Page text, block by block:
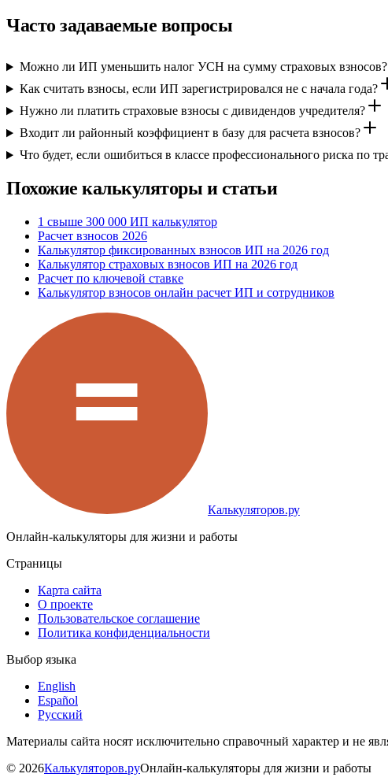
Часто задаваемые вопросы
Можно ли ИП уменьшить налог УСН на сумму страховых взносов?
Как считать взносы, если ИП зарегистрировался не с начала года?
Нужно ли платить страховые взносы с дивидендов учредителя?
Входит ли районный коэффициент в базу для расчета взносов?
Что будет, если ошибиться в классе профессионального риска по
Похожие калькуляторы и статьи
1 свыше 300 000 ИП калькулятор
Расчет взносов 2026
Калькулятор фиксированных взносов ИП на 2026 год
Калькулятор страховых взносов ИП на 2026 год
Расчет по ключевой ставке
Калькулятор взносов онлайн расчет ИП и сотрудников
Калькуляторов.ру
Онлайн-калькуляторы для жизни и работы
Страницы
Карта сайта
О проекте
Пользовательское соглашение
Политика конфиденциальности
Выбор языка
English
Español
Русский
Материалы сайта носят исключительно справочный характер и не
© 2026Калькуляторов.руОнлайн-калькуляторы для жизни и работы